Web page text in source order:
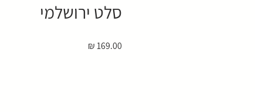
סלט ירושלמי